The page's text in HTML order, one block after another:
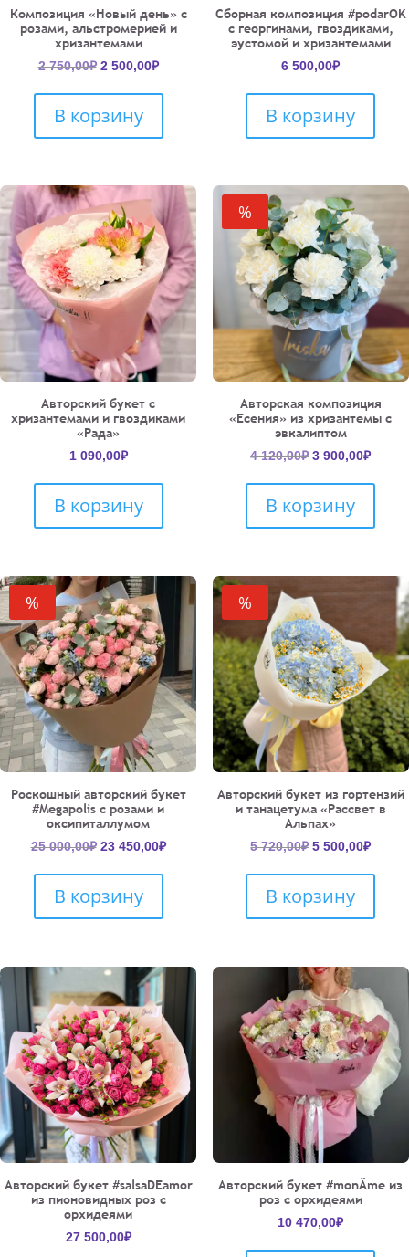
Композиция «Новый день» с
розами, альстромерией и
хризантемами
2 750,00₽ Первоначальная
2
750,00₽.
2 500,00₽Текущая
В корзину
Сборная композиция #podarOK
с георгинами, гвоздиками,
эустомой и хризантемами
6 500,00₽
В корзину
Авторский букет с
хризантемами и гвоздиками
«Рада»
1 090,00₽
В корзину
%
Авторская композиция
«Есения» из хризантемы с
эвкалиптом
4 120,00₽
4
120,00₽.
3 900,00₽
В корзину
%
Роскошный авторский букет
#Megapolis с розами и
оксипиталлумом
25 000,00₽ Первоначальная
25
000,00₽.
23 450,00₽Текущая
В корзину
%
Авторский букет из гортензий
и танацетума «Рассвет в
Альпах»
5 720,00₽
5
720,00₽.
5 500,00₽
В корзину
Авторский букет #salsaDEamor
из пионовидных роз с
орхидеями
27 500,00₽
Авторский букет #monÂme из
роз с орхидеями
10 470,00₽